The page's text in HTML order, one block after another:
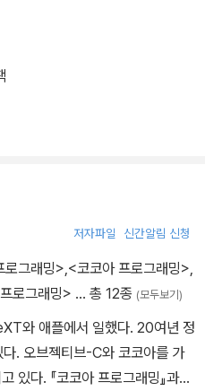
저자파일 신간알림 신청
로그래밍>,<코코아 프로그래밍>,
로그래밍> … 총 12종 (모두보기)
와 애플에서 일했다. 20여년 정
. 오브젝티브-C와 코코아를 가
있다. 『코코아 프로그래밍』과